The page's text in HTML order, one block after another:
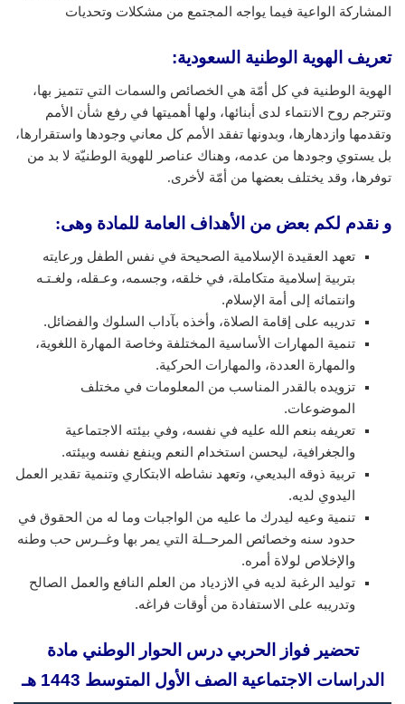
المشاركة الواعية فيما يواجه المجتمع من مشكلات وتحديات
تعريف الهوية الوطنية السعودية:
الهوية الوطنية في كل أمّة هي الخصائص والسمات التي تتميز بها،
وتترجم روح الانتماء لدى أبنائها، ولها أهميتها في رفع شأن الأمم
وتقدمها وازدهارها، وبدونها تفقد الأمم كل معاني وجودها واستقرارها،
بل يستوي وجودها من عدمه، وهناك عناصر للهوية الوطنيّة لا بد من
توفرها، وقد يختلف بعضها من أمّة لأخرى.
و نقدم لكم بعض من الأهداف العامة للمادة وهى:
تعهد العقيدة الإسلامية الصحيحة في نفس الطفل ورعايته
بتربية إسلامية متكاملة، في خلقه، وجسمه، وعـقله، ولغـتـه
وانتمائه إلى أمة الإسلام.
تدريبه على إقامة الصلاة، وأخذه بآداب السلوك والفضائل.
تنمية المهارات الأساسية المختلفة وخاصة المهارة اللغوية،
والمهارة العددة، والمهارات الحركية.
تزويده بالقدر المناسب من المعلومات في مختلف
الموضوعات.
تعريفه بنعم الله عليه في نفسه، وفي بيئته الاجتماعية
والجغرافية، ليحسن استخدام النعم وينفع نفسه وبيئته.
تربية ذوقه البديعي، وتعهد نشاطه الابتكاري وتنمية تقدير العمل
اليدوي لديه.
تنمية وعيه ليدرك ما عليه من الواجبات وما له من الحقوق في
حدود سنه وخصائص المرحــلة التي يمر بها وغــرس حب وطنه
والإخلاص لولاة أمره.
توليد الرغبة لديه في الازدياد من العلم النافع والعمل الصالح
وتدريبه على الاستفادة من أوقات فراغه.
تحضير فواز الحربي درس الحوار الوطني مادة
الدراسات الاجتماعية الصف الأول المتوسط 1443 هـ